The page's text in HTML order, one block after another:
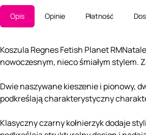
Opis Opinie Płatność
Koszula Regnes Fetish Planet
nowoczesnym, nieco śmiałym stylem.
Dwie naszywane kieszenie i pionowy,
podkreślają charakterystyczny
Klasyczny czarny kołnierzyk dodaje